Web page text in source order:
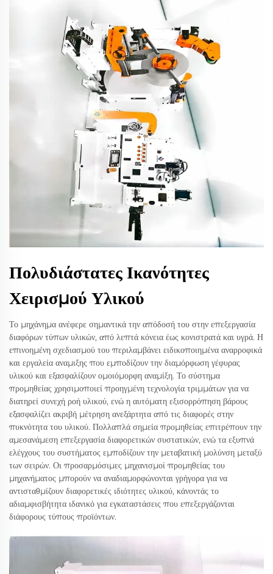
Πολυδιάστατες Ικανότητες
Χειρισμού Υλικού
Το μηχάνημα ανέφερε σημαντικά την απόδοσή του στην επεξεργασία
διαφόρων τύπων υλικών, από λεπτά κόνεια έως κονιστρατά και υγρά. Η
επινοημένη σχεδιασμού του περιλαμβάνει ειδικοποιημένα αναρροφικά
και εργαλεία αναμιξης που εμποδίζουν την διαμόρφωση γέφυρας
υλικού και εξασφαλίζουν ομοιόμορφη αναμίξη. Το σύστημα
προμηθείας χρησιμοποιεί προηγμένη τεχνολογία τριμμάτων για να
διατηρεί συνεχή ροή υλικού, ενώ η αυτόματη εξισορρόπηση βάρους
εξασφαλίζει ακριβή μέτρηση ανεξάρτητα από τις διαφορές στην
πυκνότητα του υλικού. Πολλαπλά σημεία προμηθείας επιτρέπουν την
αμεσανάμεση επεξεργασία διαφορετικών συστατικών, ενώ τα εξυπνά
ελέγχους του συστήματος εμποδίζουν την μεταβατική μολύνση μεταξύ
των σειρών. Οι προσαρμόσιμες μηχανισμοί προμηθείας του
μηχανήματος μπορούν να αναδιαμορφώνονται γρήγορα για να
αντισταθμίζουν διαφορετικές ιδιότητες υλικού, κάνοντάς το
αδιαμφισβήτητα ιδανικό για εγκαταστάσεις που επεξεργάζονται
διάφορους τύπους προϊόντων.